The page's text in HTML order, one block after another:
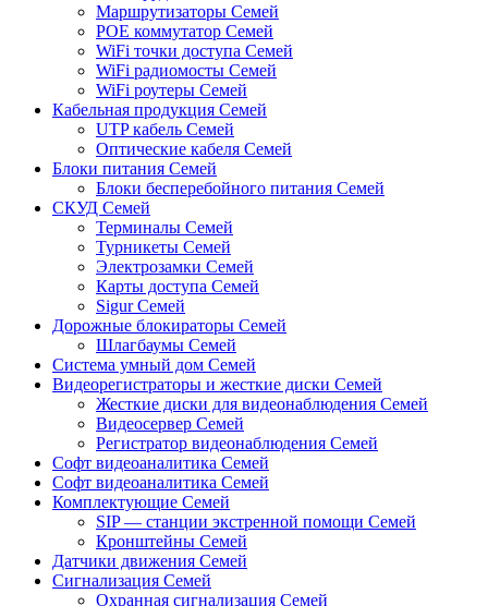
Маршрутизаторы Семей
POE коммутатор Семей
WiFi точки доступа Семей
WiFi радиомосты Семей
WiFi роутеры Семей
Кабельная продукция Семей
UTP кабель Семей
Оптические кабеля Семей
Блоки питания Семей
Блоки бесперебойного питания Семей
СКУД Семей
Терминалы Семей
Турникеты Семей
Электрозамки Семей
Карты доступа Семей
Sigur Семей
Дорожные блокираторы Семей
Шлагбаумы Семей
Система умный дом Семей
Видеорегистраторы и жесткие диски Семей
Жесткие диски для видеонаблюдения Семей
Видеосервер Семей
Регистратор видеонаблюдения Семей
Софт видеоаналитика Семей
Софт видеоаналитика Семей
Комплектующие Семей
SIP — станции экстренной помощи Семей
Кронштейны Семей
Датчики движения Семей
Сигнализация Семей
Охранная сигнализация Семей